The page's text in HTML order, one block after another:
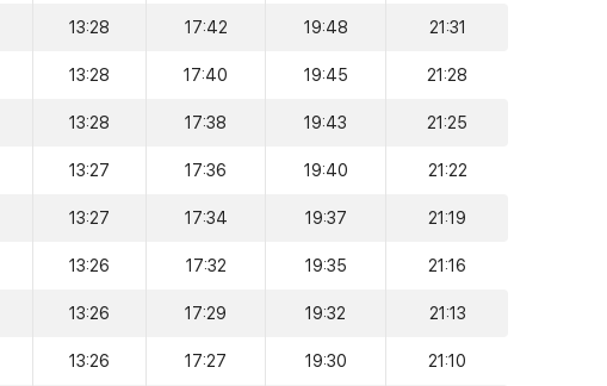
13:28 17:42 19:48 21:31
13:28 17:40 19:45 21:28
13:28 17:38 19:43 21:25
13:27 17:36 19:40 21:22
13:27 17:34 19:37 21:19
13:26 17:32 19:35 21:16
13:26 17:29 19:32 21:13
13:26 17:27 19:30 21:10